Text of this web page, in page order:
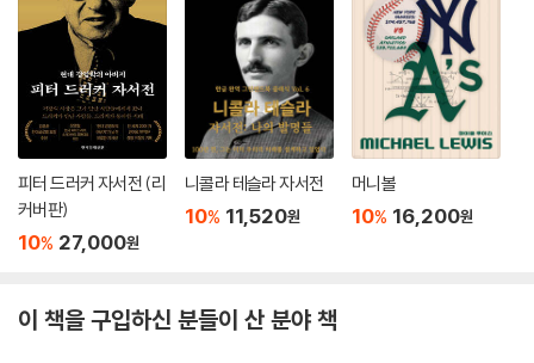
피터 드러커 자서전 (리
커버판)
10% 27,000원
니콜라 테슬라 자서전
10% 11,520원
머니볼
10% 16,200원
이 책을 구입하신 분들이 산 분야 책